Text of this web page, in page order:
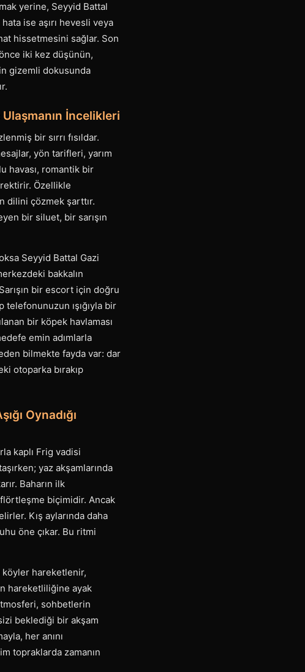
yerine, Seyyid Battal
ise aşırı hevesli veya
hissetmesini sağlar. Son
iki kez düşünün,
gizemli dokusunda
İncelikleri
bir sırrı fısıldar.
yön tarifleri, yarım
havası, romantik bir
Özellikle
dilini çözmek şarttır.
bir siluet, bir sarışın
Seyyid Battal Gazi
bakkalın
bir escort için doğru
ışığıyla bir
bir köpek havlaması
emin adımlarla
bilmekte fayda var: dar
otoparka bırakıp
Oynadığı
kaplı Frig vadisi
yaz akşamlarında
Baharın ilk
biçimidir. Ancak
Kış aylarında daha
öne çıkar. Bu ritmi
köyler hareketlenir,
hareketliliğine ayak
sohbetlerin
beklediği bir akşam
her anını
topraklarda zamanın